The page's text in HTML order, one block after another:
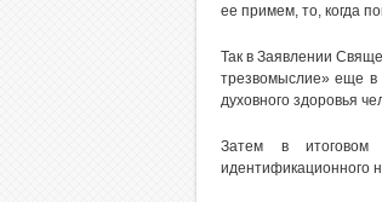
ее примем, то, когда
Так в Заявлении
трезвомыслие» еще в
духовного здоровья
Затем в итоговом
идентификационного